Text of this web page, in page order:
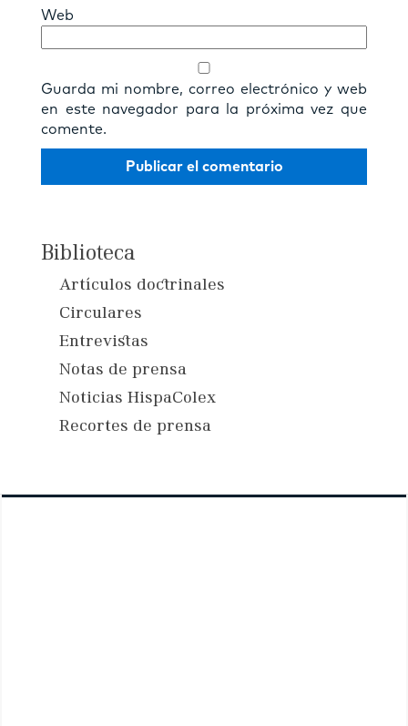
Web
Guarda mi nombre, correo electrónico y web
en este navegador para la próxima vez que
comente.
Biblioteca
Artículos doctrinales
Circulares
Entrevistas
Notas de prensa
Noticias HispaColex
Recortes de prensa